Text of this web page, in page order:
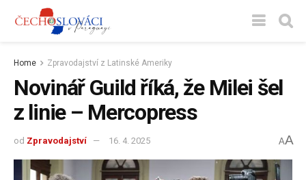
Home Zpravodajství z Latinské Ameriky
Novinář Guild říká, že Milei šel
z linie – Mercopress
od Zpravodajství 16. 4. 2025 AA